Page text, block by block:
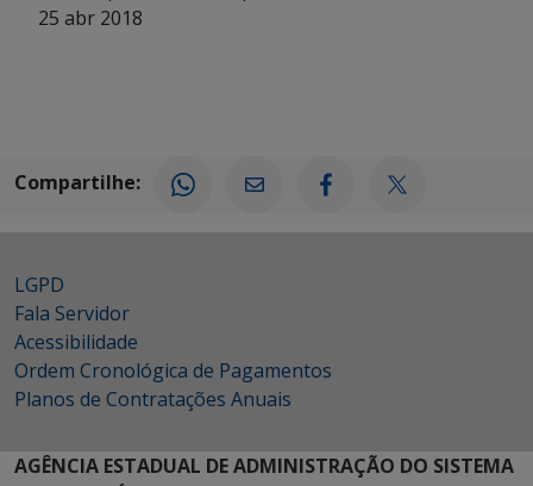
25 abr 2018
Compartilhe:
LGPD
Fala Servidor
Acessibilidade
Ordem Cronológica de Pagamentos
Planos de Contratações Anuais
AGÊNCIA ESTADUAL DE ADMINISTRAÇÃO DO SISTEMA